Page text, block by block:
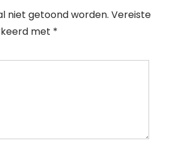
niet getoond worden. Vereiste
met *